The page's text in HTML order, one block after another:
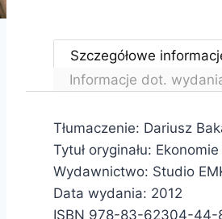
Szczegółowe
Informacje dot.
Tłumaczenie: Dariusz
Tytuł oryginału:
Wydawnictwo: Studio
Data wydania: 2012
ISBN 978-83-62304-44-